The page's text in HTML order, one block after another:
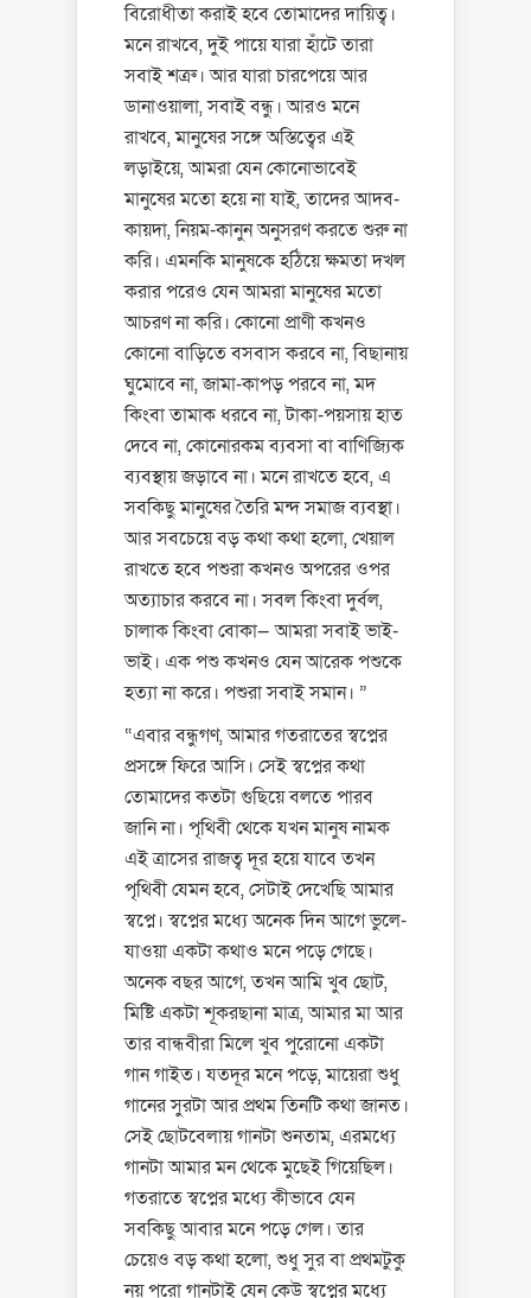
বিরোধীতা করাই হবে তোমাদের দায়িত্ব।
মনে রাখবে, দুই পায়ে যারা হাঁটে তারা
সবাই শত্রু। আর যারা চারপেয়ে আর
ডানাওয়ালা, সবাই বন্ধু। আরও মনে
রাখবে, মানুষের সঙ্গে অস্তিত্বের এই
লড়াইয়ে, আমরা যেন কোনোভাবেই
মানুষের মতো হয়ে না যাই, তাদের আদব-
কায়দা, নিয়ম-কানুন অনুসরণ করতে শুরু না
করি। এমনকি মানুষকে হঠিয়ে ক্ষমতা দখল
করার পরেও যেন আমরা মানুষের মতো
আচরণ না করি। কোনো প্রাণী কখনও
কোনো বাড়িতে বসবাস করবে না, বিছানায়
ঘুমোবে না, জামা-কাপড় পরবে না, মদ
কিংবা তামাক ধরবে না, টাকা-পয়সায় হাত
দেবে না, কোনোরকম ব্যবসা বা বাণিজ্যিক
ব্যবস্থায় জড়াবে না। মনে রাখতে হবে, এ
সবকিছু মানুষের তৈরি মন্দ সমাজ ব্যবস্থা।
আর সবচেয়ে বড় কথা কথা হলো, খেয়াল
রাখতে হবে পশুরা কখনও অপরের ওপর
অত্যাচার করবে না। সবল কিংবা দুর্বল,
চালাক কিংবা বোকা— আমরা সবাই ভাই-
ভাই। এক পশু কখনও যেন আরেক পশুকে
হত্যা না করে। পশুরা সবাই সমান। ”
“এবার বন্ধুগণ, আমার গতরাতের স্বপ্নের
প্রসঙ্গে ফিরে আসি। সেই স্বপ্নের কথা
তোমাদের কতটা গুছিয়ে বলতে পারব
জানি না। পৃথিবী থেকে যখন মানুষ নামক
এই ত্রাসের রাজত্ব দূর হয়ে যাবে তখন
পৃথিবী যেমন হবে, সেটাই দেখেছি আমার
স্বপ্নে। স্বপ্নের মধ্যে অনেক দিন আগে ভুলে-
যাওয়া একটা কথাও মনে পড়ে গেছে।
অনেক বছর আগে, তখন আমি খুব ছোট,
মিষ্টি একটা শূকরছানা মাত্র, আমার মা আর
তার বান্ধবীরা মিলে খুব পুরোনো একটা
গান গাইত। যতদূর মনে পড়ে, মায়েরা শুধু
গানের সুরটা আর প্রথম তিনটি কথা জানত।
সেই ছোটবেলায় গানটা শুনতাম, এরমধ্যে
গানটা আমার মন থেকে মুছেই গিয়েছিল।
গতরাতে স্বপ্নের মধ্যে কীভাবে যেন
সবকিছু আবার মনে পড়ে গেল। তার
চেয়েও বড় কথা হলো, শুধু সুর বা প্রথমটুকু
নয় পুরো গানটাই যেন কেউ স্বপ্নের মধ্যে